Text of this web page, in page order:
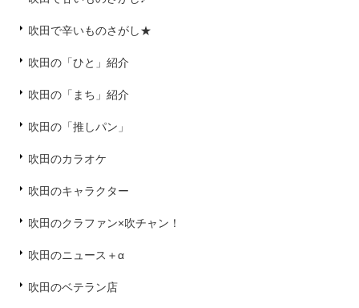
吹田で辛いものさがし★
吹田の「ひと」紹介
吹田の「まち」紹介
吹田の「推しパン」
吹田のカラオケ
吹田のキャラクター
吹田のクラファン×吹チャン！
吹田のニュース＋α
吹田のベテラン店